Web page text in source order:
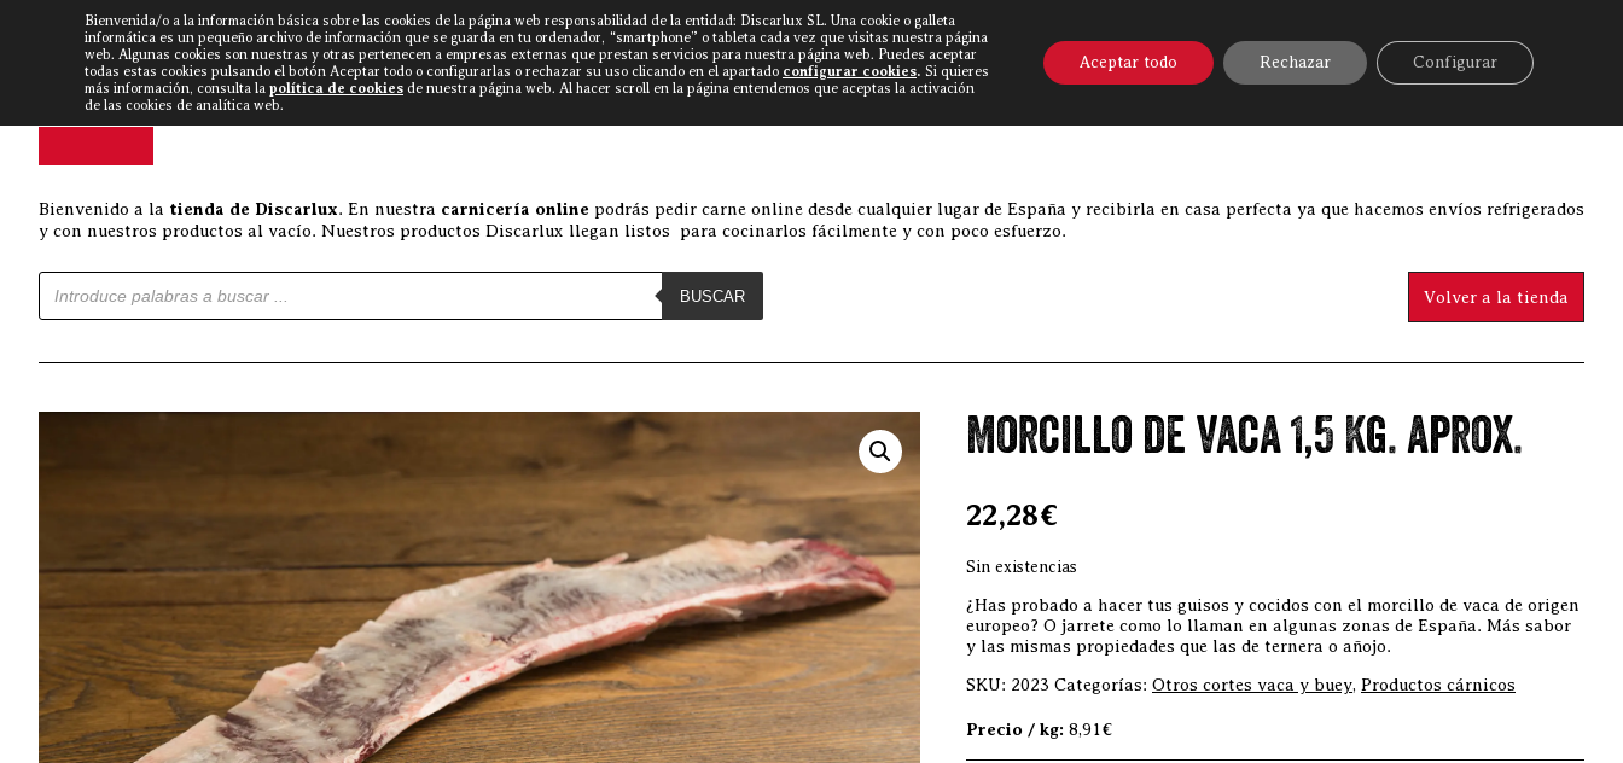
DISCARLUX▼ NOTICIAS VÍDEOS FISTERRA BOVINE WORLD▼ CONTACTO
Bienvenido a la tienda de Discarlux. En nuestra carnicería online podrás pedir carne online desde cualquier lugar de España y recibirla en casa perfecta ya que hacemos envíos refrigerados
y con nuestros productos al vacío. Nuestros productos Discarlux llegan listos para cocinarlos fácilmente y con poco esfuerzo.
Volver a la tienda
Búsqueda de productos
BUSCAR
Morcillo de vaca 1,5 Kg. aprox.
22,28€
Sin existencias
¿Has probado a hacer tus guisos y cocidos con el morcillo de vaca de origen
europeo? O jarrete como lo llaman en algunas zonas de España. Más sabor
y las mismas propiedades que las de ternera o añojo.
SKU: 2023 Categorías: Otros cortes vaca y buey, Productos cárnicos
Precio / kg: 8,91€
Bienvenida/o a la información básica sobre las cookies de la página web responsabilidad de la entidad: Discarlux SL. Una cookie o galleta
informática es un pequeño archivo de información que se guarda en tu ordenador, “smartphone” o tableta cada vez que visitas nuestra página
web. Algunas cookies son nuestras y otras pertenecen a empresas externas que prestan servicios para nuestra página web. Puedes aceptar
todas estas cookies pulsando el botón Aceptar todo o configurarlas o rechazar su uso clicando en el apartado configurar cookies. Si quieres
más información, consulta la política de cookies de nuestra página web. Al hacer scroll en la página entendemos que aceptas la activación
de las cookies de analítica web.
Aceptar todo Rechazar Configurar